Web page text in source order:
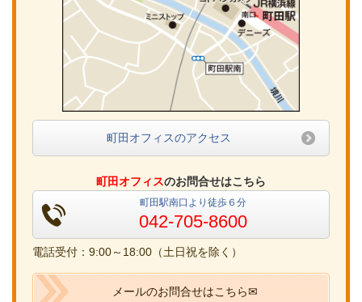
町田オフィスのアクセス
町田オフィスのお問合せはこちら
町田駅南口より徒歩６分
042-705-8600
電話受付：9:00～18:00（土日祝を除く）
メールのお問合せはこちら✉